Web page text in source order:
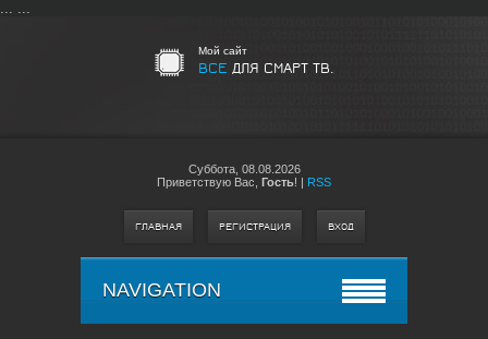
... ...
Мой сайт
ВСЕ ДЛЯ СМАРТ ТВ.
Суббота, 08.08.2026
Приветствую Вас Гость! | RSS
ГЛАВНАЯ РЕГИСТРАЦИЯ ВХОД
NAVIGATION